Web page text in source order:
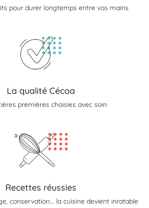
pour durer longtemps entre vos mains
La qualité Cécoa
premières choisies avec soin
Recettes réussies
conservation... la cuisine devient inratable